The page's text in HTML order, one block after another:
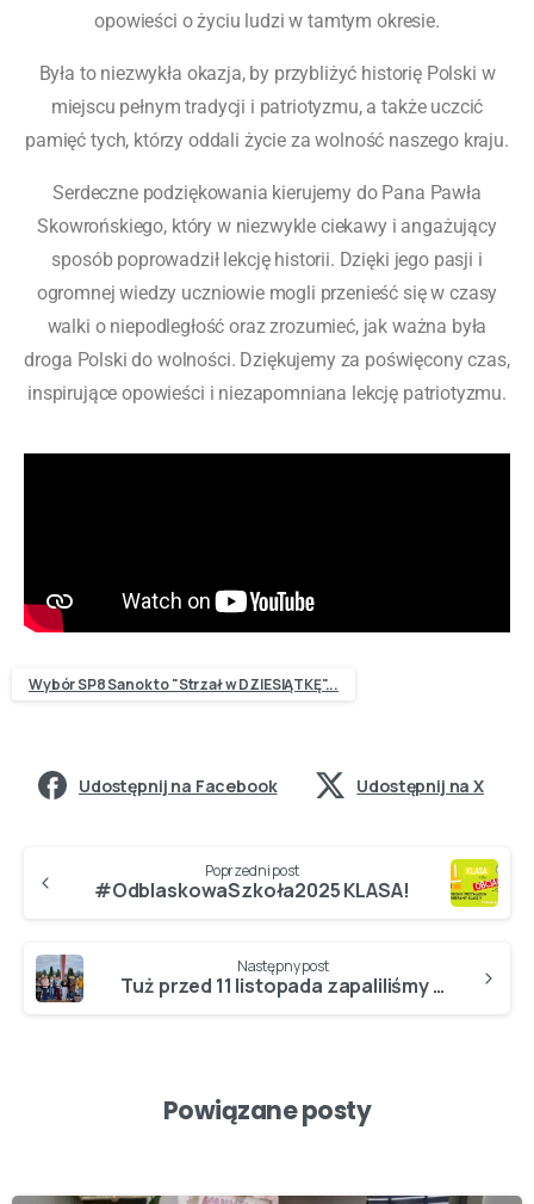
opowieści o życiu ludzi w tamtym okresie.
Była to niezwykła okazja, by przybliżyć historię Polski w
miejscu pełnym tradycji i patriotyzmu, a także uczcić
pamięć tych, którzy oddali życie za wolność naszego kraju.
Serdeczne podziękowania kierujemy do Pana Pawła
Skowrońskiego, który w niezwykle ciekawy i angażujący
sposób poprowadził lekcję historii. Dzięki jego pasji i
ogromnej wiedzy uczniowie mogli przenieść się w czasy
walki o niepodległość oraz zrozumieć, jak ważna była
droga Polski do wolności. Dziękujemy za poświęcony czas,
inspirujące opowieści i niezapomniana lekcję patriotyzmu.
Wybór SP8 Sanok to "Strzał w DZIESIĄTKĘ"...
Udostępnij na Facebook Udostępnij na X
Poprzedni post
#OdblaskowaSzkoła2025 KLASA!
Następny post
Tuż przed 11 listopada zapaliliśmy ŚWIATEŁKO DLA BOHATERA – pamiętamy…
Powiązane posty